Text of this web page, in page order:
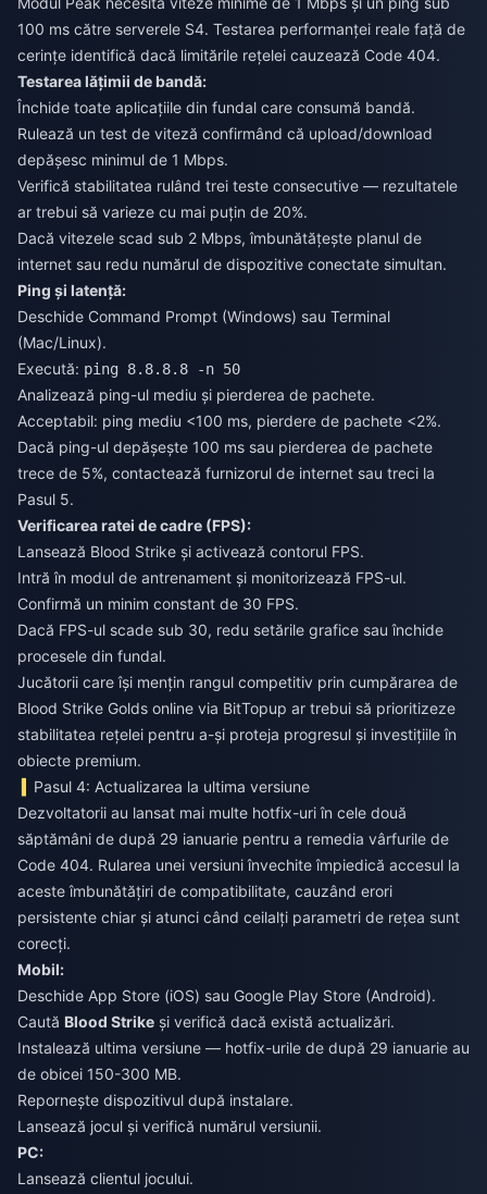
100 ms către serverele S4. Testarea performanței reale față de
cerințe identifică dacă limitările rețelei cauzează Code 404.
Testarea lățimii de bandă:
Închide toate aplicațiile din fundal care consumă bandă.
Rulează un test de viteză confirmând că upload/download
depășesc minimul de 1 Mbps.
Verifică stabilitatea rulând trei teste consecutive — rezultatele
ar trebui să varieze cu mai puțin de 20%.
Dacă vitezele scad sub 2 Mbps, îmbunătățește planul de
internet sau redu numărul de dispozitive conectate simultan.
Ping și latență:
Deschide Command Prompt (Windows) sau Terminal
(Mac/Linux).
Execută: ping 8.8.8.8 -n 50
Analizează ping-ul mediu și pierderea de pachete.
Acceptabil: ping mediu <100 ms, pierdere de pachete <2%.
Dacă ping-ul depășește 100 ms sau pierderea de pachete
trece de 5%, contactează furnizorul de internet sau treci la
Pasul 5.
Verificarea ratei de cadre (FPS):
Lansează Blood Strike și activează contorul FPS.
Intră în modul de antrenament și monitorizează FPS-ul.
Confirmă un minim constant de 30 FPS.
Dacă FPS-ul scade sub 30, redu setările grafice sau închide
procesele din fundal.
Jucătorii care își mențin rangul competitiv prin cumpărarea de
Blood Strike Golds online via BitTopup ar trebui să prioritizeze
stabilitatea rețelei pentru a-și proteja progresul și investițiile în
obiecte premium.
Pasul 4: Actualizarea la ultima versiune
Dezvoltatorii au lansat mai multe hotfix-uri în cele două
săptămâni de după 29 ianuarie pentru a remedia vârfurile de
Code 404. Rularea unei versiuni învechite împiedică accesul la
aceste îmbunătățiri de compatibilitate, cauzând erori
persistente chiar și atunci când ceilalți parametri de rețea sunt
corecți.
Mobil:
Deschide App Store (iOS) sau Google Play Store (Android).
Caută Blood Strike și verifică dacă există actualizări.
Instalează ultima versiune — hotfix-urile de după 29 ianuarie au
de obicei 150-300 MB.
Repornește dispozitivul după instalare.
Lansează jocul și verifică numărul versiunii.
PC:
Lansează clientul jocului.